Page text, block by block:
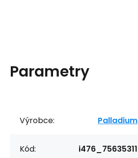
Parametry
Výrobce: Palladium
Kód: i476_75635311